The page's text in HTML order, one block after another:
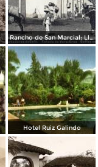
Rancho de San Marcial: Llegada de los Cortadores de Café
Hotel Ruiz Galindo